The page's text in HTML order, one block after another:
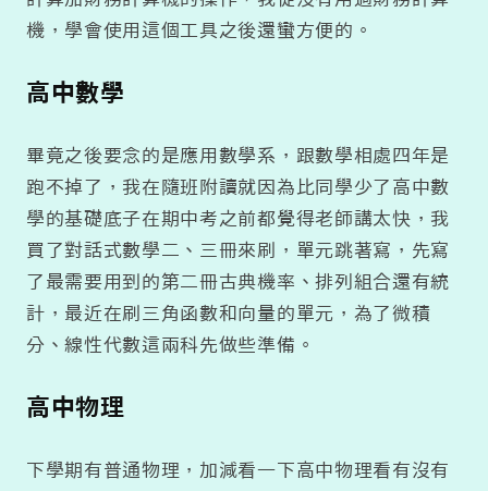
機，學會使用這個工具之後還蠻方便的。
高中數學
畢竟之後要念的是應用數學系，跟數學相處四年是
跑不掉了，我在隨班附讀就因為比同學少了高中數
學的基礎底子在期中考之前都覺得老師講太快，我
買了對話式數學二、三冊來刷，單元跳著寫，先寫
了最需要用到的第二冊古典機率、排列組合還有統
計，最近在刷三角函數和向量的單元，為了微積
分、線性代數這兩科先做些準備。
高中物理
下學期有普通物理，加減看一下高中物理看有沒有